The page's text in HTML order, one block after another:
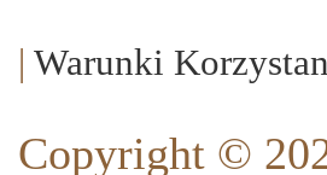
| Warunki
Copyright ©